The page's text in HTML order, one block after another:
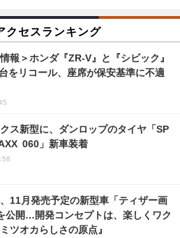
クセスランキング
報＞ホンダ『ZR-V』と『シビック』
をリコール、座席が保安基準に不適
ス新型に、ダンロップのタイヤ「SP
060」新車装着
11月発売予定の新型車「ティザー画
公開…開発コンセプトは、楽しくワク
ツオカらしさの原点』